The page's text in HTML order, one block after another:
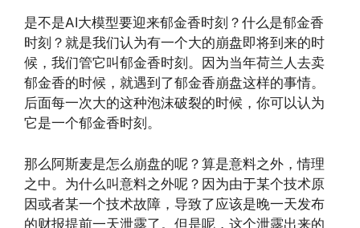
是不是AI大模型要迎来郁金香时刻？什么是郁金香
时刻？就是我们认为有一个大的崩盘即将到来的时
候，我们管它叫郁金香时刻。因为当年荷兰人去卖
郁金香的时候，就遇到了郁金香崩盘这样的事情。
后面每一次大的这种泡沫破裂的时候，你可以认为
它是一个郁金香时刻。
那么阿斯麦是怎么崩盘的呢？算是意料之外，情理
之中。为什么叫意料之外呢？因为由于某个技术原
因或者某一个技术故障，导致了应该是晚一天发布
的财报提前一天泄露了。但是呢，这个泄露出来的